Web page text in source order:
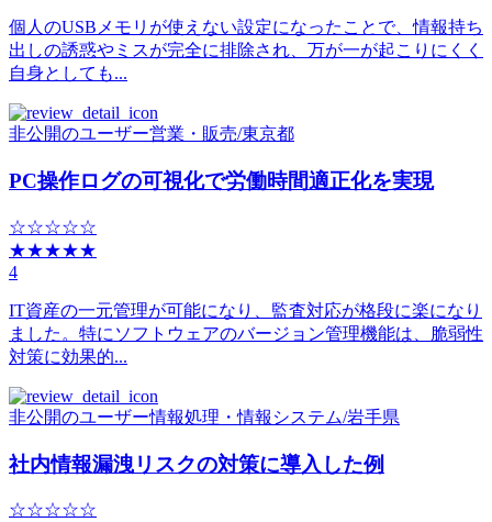
個人のUSBメモリが使えない設定になったことで、情報持ち
出しの誘惑やミスが完全に排除され、万が一が起こりにくく
自身としても...
非公開のユーザー営業・販売/東京都
PC操作ログの可視化で労働時間適正化を実現
☆☆☆☆☆
★★★★★
4
IT資産の一元管理が可能になり、監査対応が格段に楽になり
ました。特にソフトウェアのバージョン管理機能は、脆弱性
対策に効果的...
非公開のユーザー情報処理・情報システム/岩手県
社内情報漏洩リスクの対策に導入した例
☆☆☆☆☆